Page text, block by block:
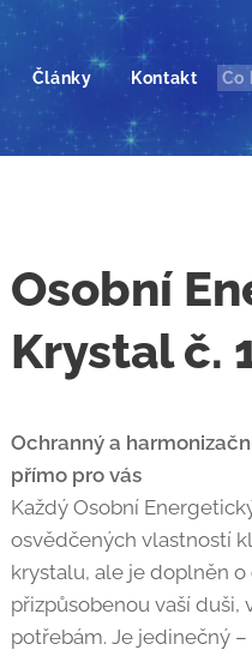
Články Kontakt
Osobní
Krystal č.
Ochranný a
přímo pro vás
Každý Osobní
osvědčených vlastností
krystalu, ale je doplněn o
přizpůsobenou vaší duši,
potřebám. Je jedinečný –